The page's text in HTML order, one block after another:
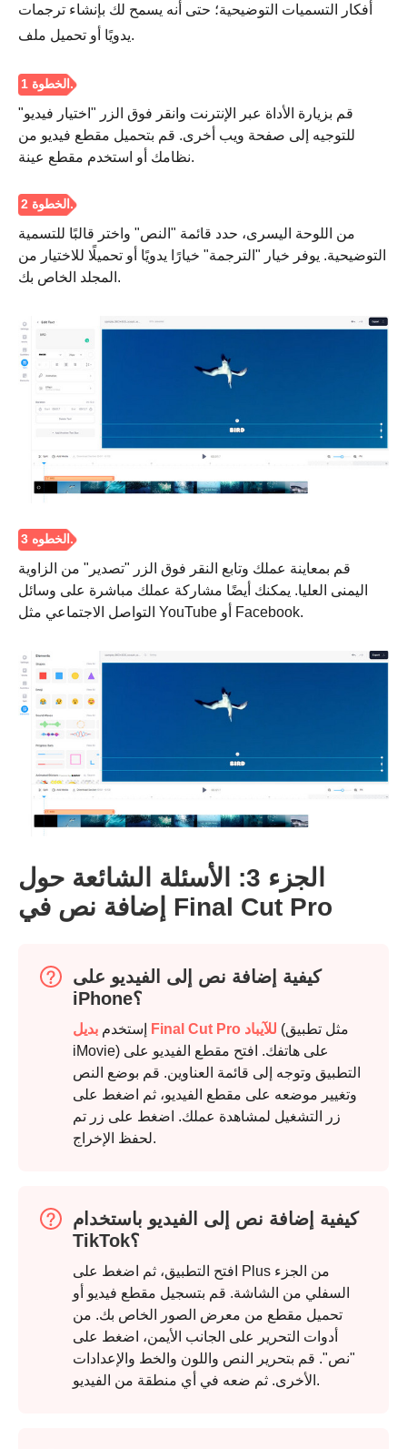
أفكار التسميات التوضيحية؛ حتى أنه يسمح لك بإنشاء ترجمات
يدويًا أو تحميل ملف.
قم بزيارة الأداة عبر الإنترنت وانقر فوق الزر "اختيار فيديو"
للتوجيه إلى صفحة ويب أخرى. قم بتحميل مقطع فيديو من
نظامك أو استخدم مقطع عينة.
الخطوة 2.
من اللوحة اليسرى، حدد قائمة "النص" واختر قالبًا للتسمية
التوضيحية. يوفر خيار "الترجمة" خيارًا يدويًا أو تحميلًا للاختيار من
المجلد الخاص بك.
قم بمعاينة عملك وتابع النقر فوق الزر "تصدير" من الزاوية
اليمنى العليا. يمكنك أيضًا مشاركة عملك مباشرة على وسائل
التواصل الاجتماعي مثل YouTube أو Facebook.
الجزء 3: الأسئلة الشائعة حول
إضافة نص في Final Cut Pro
كيفية إضافة نص إلى الفيديو على
iPhone؟
إستخدم بديل Final Cut Pro للآيباد (مثل تطبيق
iMovie) على هاتفك. افتح مقطع الفيديو على
التطبيق وتوجه إلى قائمة العناوين. قم بوضع النص
وتغيير موضعه على مقطع الفيديو، ثم اضغط على
زر التشغيل لمشاهدة عملك. اضغط على زر تم
لحفظ الإخراج.
كيفية إضافة نص إلى الفيديو باستخدام
TikTok؟
افتح التطبيق، ثم اضغط على Plus من الجزء
السفلي من الشاشة. قم بتسجيل مقطع فيديو أو
تحميل مقطع من معرض الصور الخاص بك. من
أدوات التحرير على الجانب الأيمن، اضغط على
"نص". قم بتحرير النص واللون والخط والإعدادات
الأخرى. ثم ضعه في أي منطقة من الفيديو.